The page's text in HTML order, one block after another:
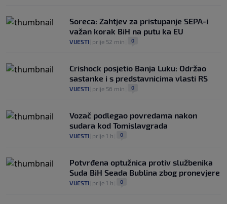
Soreca: Zahtjev za pristupanje SEPA-i
važan korak BiH na putu ka EU
VIJESTI prije 52 min 0
Crishock posjetio Banja Luku: Održao
sastanke i s predstavnicima vlasti RS
VIJESTI prije 56 min 0
Vozač podlegao povredama nakon
sudara kod Tomislavgrada
VIJESTI prije 1 h 0
Potvrđena optužnica protiv službenika
Suda BiH Seada Bublina zbog pronevjere
VIJESTI prije 1 h 0